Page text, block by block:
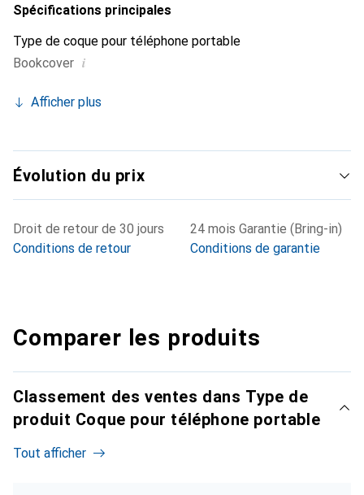
Spécifications principales
Type de coque pour téléphone portable
Bookcover i
Afficher plus
Évolution du prix
Droit de retour de 30 jours
Conditions de retour
24 mois Garantie (Bring-in)
Conditions de garantie
Comparer les produits
Classement des ventes dans Type de
produit Coque pour téléphone portable
Tout afficher